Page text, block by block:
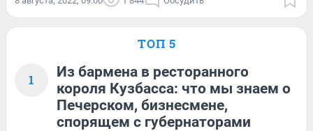
ТОП 5
1
Из бармена в ресторанного
короля Кузбасса: что мы знаем о
Печерском, бизнесмене,
спорящем с губернаторами